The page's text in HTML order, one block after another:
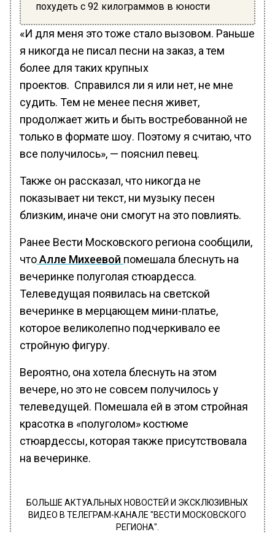
похудеть с 92 килограммов в юности
«И для меня это тоже стало вызовом. Раньше
я никогда не писал песни на заказ, а тем
более для таких крупных
проектов. Справился ли я или нет, не мне
судить. Тем не менее песня живет,
продолжает жить и быть востребованной не
только в формате шоу. Поэтому я считаю, что
все получилось», — пояснил певец.
Также он рассказал, что никогда не
показывает ни текст, ни музыку песен
близким, иначе они смогут на это повлиять.
Ранее Вести Московского региона сообщили,
чтоАлле Михеевой помешала блеснуть на
вечеринке полуголая стюардесса.
Телеведущая появилась на светской
вечеринке в мерцающем мини-платье,
которое великолепно подчеркивало ее
стройную фигуру.
Вероятно, она хотела блеснуть на этом
вечере, но это не совсем получилось у
телеведущей. Помешала ей в этом стройная
красотка в «полуголом» костюме
стюардессы, которая также присутствовала
на вечеринке.
БОЛЬШЕ АКТУАЛЬНЫХ НОВОСТЕЙ И ЭКСКЛЮЗИВНЫХ
ВИДЕО В ТЕЛЕГРАМ-КАНАЛЕ "ВЕСТИ МОСКОВСКОГО
РЕГИОНА".